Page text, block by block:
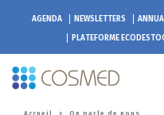
AGENDA NEWSLETTERS
PLATEFORME
Accueil > On parle de nous